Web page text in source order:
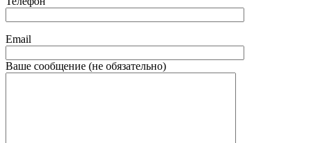
Email
Ваше сообщение (не обязательно)